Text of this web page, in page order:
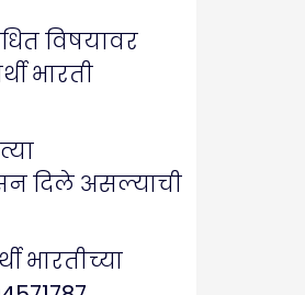
विषयावर
भारती
दिले असल्याची
भारतीच्या